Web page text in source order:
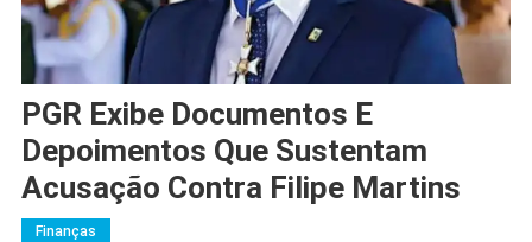
PGR Exibe Documentos E
Depoimentos Que Sustentam
Acusação Contra Filipe Martins
Finanças